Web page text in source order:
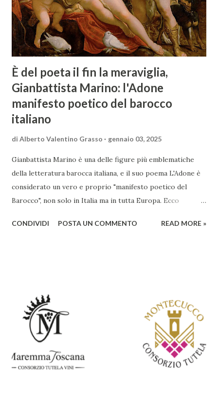
È del poeta il fin la meraviglia,
Gianbattista Marino: l'Adone
manifesto poetico del barocco
italiano
di Alberto Valentino Grasso gennaio 03, 2025
Gianbattista Marino è una delle figure più emblematiche
della letteratura barocca italiana, e il suo poema L'Adone è
considerato un vero e proprio "manifesto poetico del
Barocco", non solo in Italia ma in tutta Europa. Ecco
rendono un'opera fondamentale per il periodo. Marino fu
abbracciando invece i principi del Barocco: l'arte come
meraviglia, l'ostentazione della tecnica e la ricerca del
sorprendente. Marino visse in un'epoca di grandi
cambiamenti culturali e sociali, e la sua opera riflette questa
complessità. L'Adone è un poema epico-mitologico in 20
canti, composto da oltre 40.000 versi. Narra la storia
CONDIVIDI POSTA UN COMMENTO READ MORE »